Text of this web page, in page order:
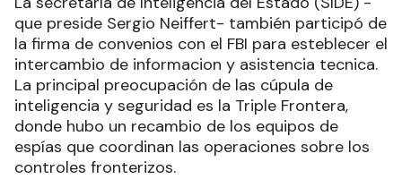
que preside Sergio Neiffert- también participó de
la firma de convenios con el FBI para esteblecer el
intercambio de informacion y asistencia tecnica.
La principal preocupación de las cúpula de
inteligencia y seguridad es la Triple Frontera,
donde hubo un recambio de los equipos de
espías que coordinan las operaciones sobre los
controles fronterizos.